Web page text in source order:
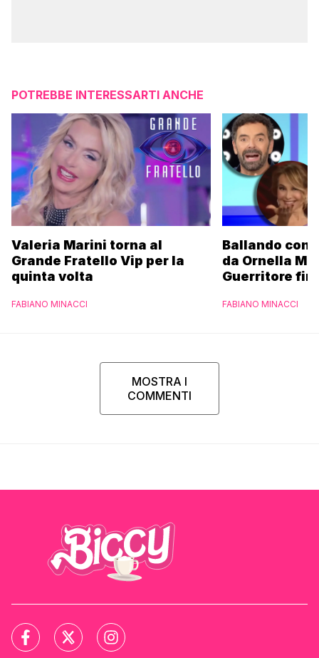
POTREBBE INTERESSARTI ANCHE
Valeria Marini torna al
Grande Fratello Vip per la
quinta volta
FABIANO MINACCI
Ballando con
da Ornella
Guerritore
l’esclusiva di
FABIANO MINACCI
MOSTRA I
COMMENTI